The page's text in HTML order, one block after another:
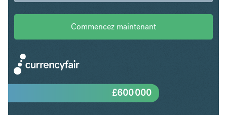
Commencez maintenant
£600 000